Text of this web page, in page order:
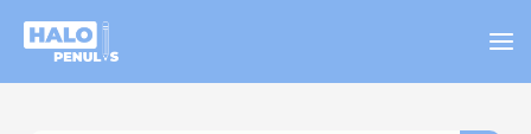
Lewati